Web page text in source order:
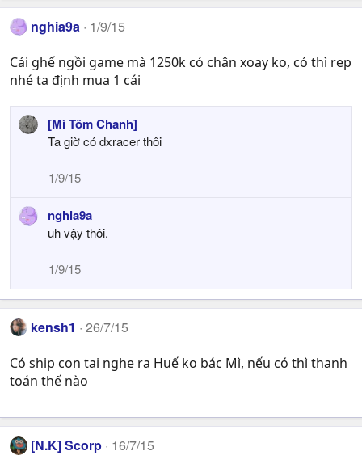
nghia9a 1/9/15
Cái ghế ngồi game mà 1250k có chân xoay ko, có thì rep
nhé ta định mua 1 cái
[Mì Tôm Chanh]
Ta giờ có dxracer thôi
1/9/15
nghia9a
uh vậy thôi.
1/9/15
kensh1 26/7/15
Có ship con tai nghe ra Huế ko bác Mì, nếu có thì thanh
toán thế nào
[N.K] Scorp 16/7/15